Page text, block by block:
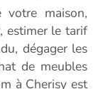
votre maison,
estimer le tarif
dégager les
de meubles
à Cherisy est